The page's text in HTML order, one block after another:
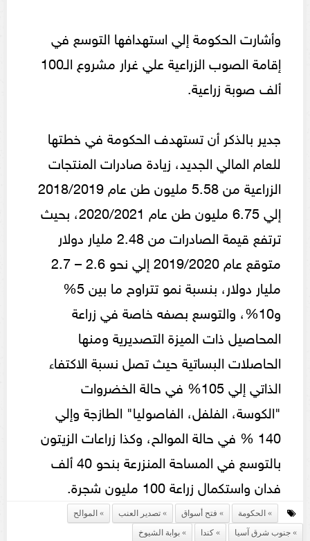
وأشارت الحكومة إلي استهدافها التوسع في
إقامة الصوب الزراعية علي غرار مشروع الـ100
ألف صوبة زراعية.
جدير بالذكر أن تستهدف الحكومة في خطتها
للعام المالي الجديد، زيادة صادرات المنتجات
الزراعية من 5.58 مليون طن عام 2018/2019
إلي 6.75 مليون طن عام 2020/2021، بحيث
ترتفع قيمة الصادرات من 2.48 مليار دولار
متوقع عام 2019/2020 إلي نحو 2.6 – 2.7
مليار دولار، بنسبة نمو تتراوح ما بين 5%
و10%، والتوسع بصفه خاصة في زراعة
المحاصيل ذات الميزة التصديرية ومنها
الحاصلات البساتية حيث تصل نسبة الاكتفاء
الذاتي إلي 105% في حالة الخضروات
"الكوسة، الفلفل، الفاصوليا" الطازجة وإلي
140 % في حالة الموالح، وكذا زراعات الزيتون
بالتوسع في المساحة المنزرعة بنحو 40 ألف
فدان واستكمال زراعة 100 مليون شجرة.
الحكومة فتح أسواق تصدير العنب
الموالح
جنوب شرق آسيا
كندا بوابة الشيوخ